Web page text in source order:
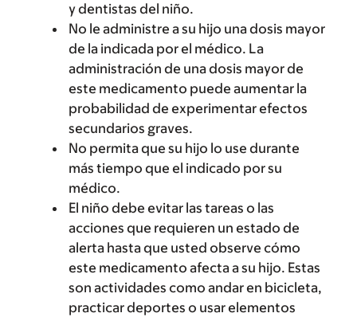
y dentistas del niño.
No le administre a su hijo una dosis mayor
de la indicada por el médico. La
administración de una dosis mayor de
este medicamento puede aumentar la
probabilidad de experimentar efectos
secundarios graves.
No permita que su hijo lo use durante
más tiempo que el indicado por su
médico.
El niño debe evitar las tareas o las
acciones que requieren un estado de
alerta hasta que usted observe cómo
este medicamento afecta a su hijo. Estas
son actividades como andar en bicicleta,
practicar deportes o usar elementos